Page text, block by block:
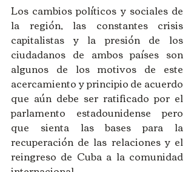
Los cambios políticos y sociales de
la región, las constantes crisis
capitalistas y la presión de los
ciudadanos de ambos países son
algunos de los motivos de este
acercamiento y principio de acuerdo
que aún debe ser ratificado por el
parlamento estadounidense pero
que sienta las bases para la
recuperación de las relaciones y el
reingreso de Cuba a la comunidad